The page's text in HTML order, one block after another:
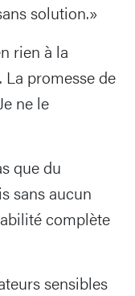
solution.»
rien à la
promesse de
ne le
que du
sans aucun
complète
sensibles